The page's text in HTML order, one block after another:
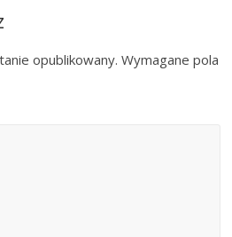
opublikowany. Wymagane pola